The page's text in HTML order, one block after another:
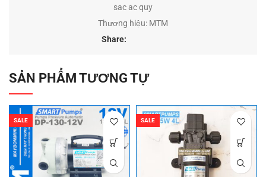
sac ac quy
Thương hiệu: MTM
Share:
SẢN PHẨM TƯƠNG TỰ
SALE SALE